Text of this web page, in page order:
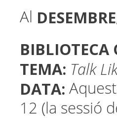
Al DESEMBRE
BIBLIOTECA
TEMA: Talk
DATA:
12 (la sessió